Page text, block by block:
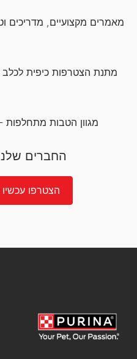
מאמרים מקצועיים, מדריכים
מתנת הצטרפות כיפית לכלב
מגוון הטבות מתחלפות
החברים
הצטרפו עכשיו